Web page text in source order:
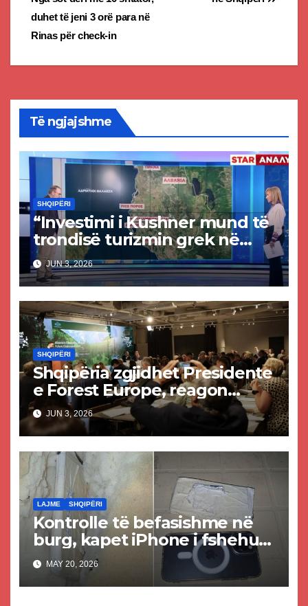
duhet të jeni 3 orë para në
Rinas për check-in
Të ngjajshme
SHQIPËRI
“Investimi i Kushner mund të
trondisë turizmin grek në
Jon”, mediat greke “vajtojnë”
projektin në Zvërnec: Do jetë
elitar, Korfuzi dhe Kelafonia
nuk do lumturohen
JUN 3, 2026
SHQIPËRI
Shqipëria zgjidhet Presidente
e Forest Europe, reagon
Rama: Shqipëria e
tradhtarëve sapo u zgjodh
me votë, si ka mundësi që…
JUN 3, 2026
LAJME SHQIPËRI
Kontrolle të befasishme në
burg, kapet iPhone i fshehur
në dyshek
MAY 20, 2026